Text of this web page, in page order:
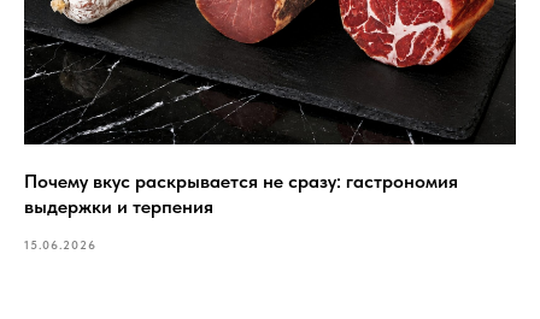
Почему вкус раскрывается не сразу: гастрономия
выдержки и терпения
15.06.2026